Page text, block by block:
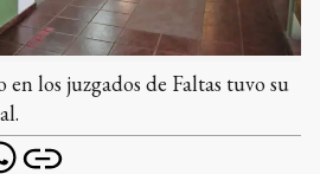
los juzgados de Faltas tuvo su